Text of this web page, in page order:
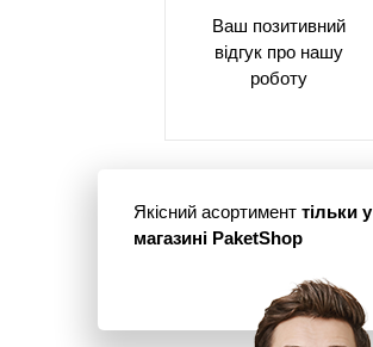
Ваш позитивний
відгук про нашу
роботу
Якісний асортимент тільки у
магазині PaketShop